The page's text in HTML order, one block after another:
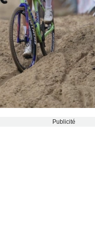
Publicité